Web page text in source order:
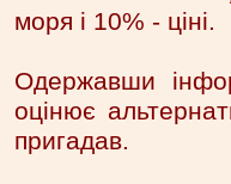
моря і 10% - ціні.
Одержавши
оцінює
пригадав.